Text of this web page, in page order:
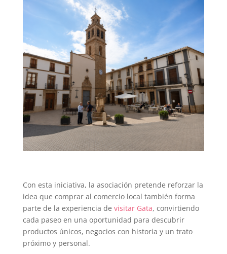
Con esta iniciativa, la asociación pretende reforzar la
idea que comprar al comercio local también forma
parte de la experiencia de visitar Gata, convirtiendo
cada paseo en una oportunidad para descubrir
productos únicos, negocios con historia y un trato
próximo y personal.